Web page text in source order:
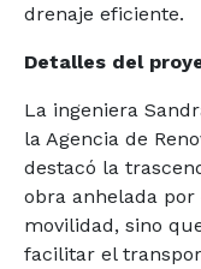
drenaje eficiente.
Detalles del
La ingeniera
la Agencia de
destacó la
obra anhelada por
movilidad, sino
facilitar el